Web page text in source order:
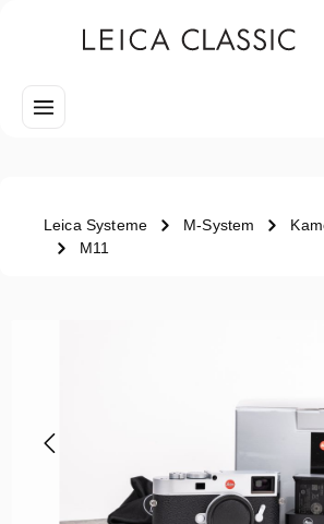
Leica Systeme M-System
M11